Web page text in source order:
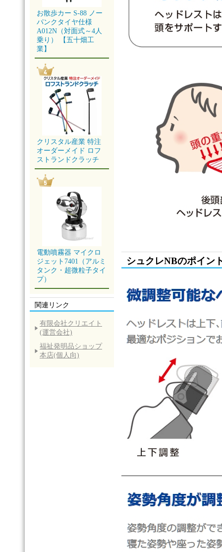
お散歩カー S-88 ノー
パンクタイヤ仕様
A012N（対面式～4人
乗り） 【五十畑工
業】
クリスタル産業 特注
オーダーメイド ロフ
ストランドクラッチ
電動噴霧器 マイクロ
ジェット7401（アルミ
タンク・超微粒子タイ
プ）
関連リンク
有限会社クリエイト
(運営会社)
福祉発明品ショップ
本店(個人向)
シュクレNBのポイン